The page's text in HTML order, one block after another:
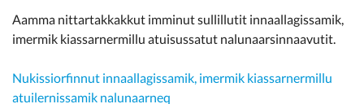
Aamma nittartakkakkut imminut sullillutit innaallagissamik,
imermik kiassarnermillu atuisussatut nalunaarsinnaavutit.
Nukissiorfinnut innaallagissamik, imermik kiassarnermillu
atuilernissamik nalunaarneq